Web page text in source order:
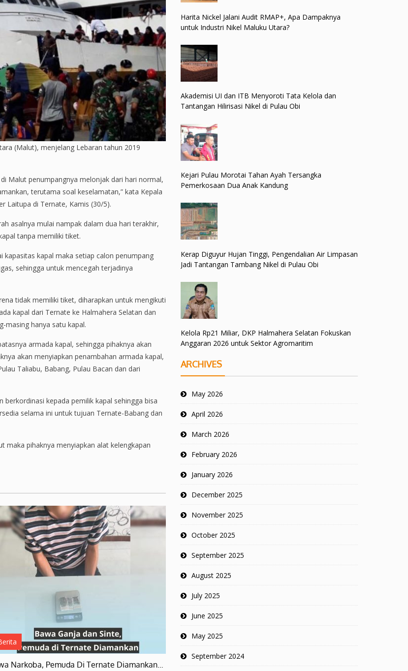
(Malut), menjelang Lebaran tahun 2019
Malut penumpangnya melonjak dari hari normal,
terutama soal keselamatan,” kata Kepala
Laitupa di Ternate, Kamis (30/5).
asalnya mulai nampak dalam dua hari terakhir,
tanpa memiliki tiket.
kapasitas kapal maka setiap calon penumpang
sehingga untuk mencegah terjadinya
tidak memiliki tiket, diharapkan untuk mengikuti
kapal dari Ternate ke Halmahera Selatan dan
masing hanya satu kapal.
armada kapal, sehingga pihaknya akan
akan menyiapkan penambahan armada kapal,
Taliabu, Babang, Pulau Bacan dan dari
kepada pemilik kapal sehingga bisa
selama ini untuk tujuan Ternate-Babang dan
maka pihaknya menyiapkan alat kelengkapan
Narkoba, Pemuda Di Ternate Diamankan…
Harita Nickel Jalani Audit RMAP+, Apa Dampaknya
untuk Industri Nikel Maluku Utara?
Akademisi UI dan ITB Menyoroti Tata Kelola dan
Tantangan Hilirisasi Nikel di Pulau Obi
Kejari Pulau Morotai Tahan Ayah Tersangka
Pemerkosaan Dua Anak Kandung
Kerap Diguyur Hujan Tinggi, Pengendalian Air Limpasan
Jadi Tantangan Tambang Nikel di Pulau Obi
Kelola Rp21 Miliar, DKP Halmahera Selatan Fokuskan
Anggaran 2026 untuk Sektor Agromaritim
ARCHIVES
May 2026
April 2026
March 2026
February 2026
January 2026
December 2025
November 2025
October 2025
September 2025
August 2025
July 2025
June 2025
May 2025
September 2024